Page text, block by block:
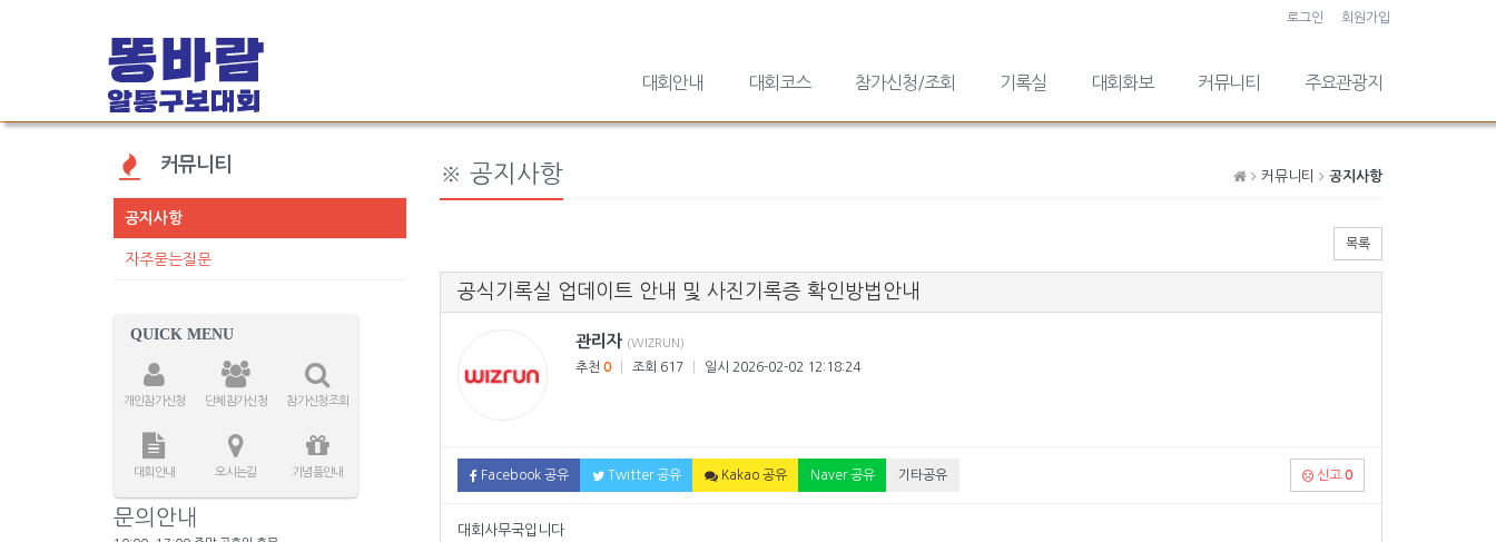
로그인 회원가입
대회안내 대회코스 참가신청/조회 기록실 대회화보 커뮤니티 주요관광지
※ 공지사항 커뮤니티 공지사항
목록
공식기록실 업데이트 안내 및 사진기록증 확인방법안내
관리자 (WIZRUN)
추천 0 조회 617 일시 2026-02-02 12:18:24
Facebook 공유 Twitter 공유 Kakao 공유 Naver 공유 기타공유 신고 0
대회사무국입니다
커뮤니티
공지사항
자주묻는질문
QUICK MENU
개인참가신청 단체참가신청 참가신청조회
대회안내 오시는길 기념품안내
문의안내